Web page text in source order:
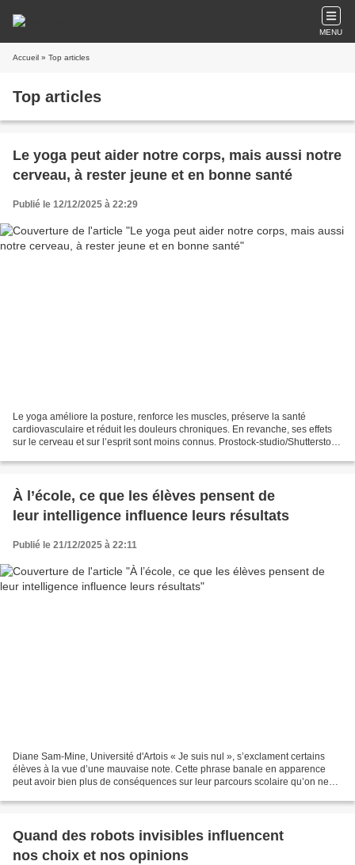
MENU
Accueil » Top articles
Top articles
Le yoga peut aider notre corps, mais aussi notre
cerveau, à rester jeune et en bonne santé
Publié le 12/12/2025 à 22:29
Le yoga améliore la posture, renforce les muscles, préserve la santé
cardiovasculaire et réduit les douleurs chroniques. En revanche, ses effets
sur le cerveau et sur l’esprit sont moins connus. Prostock-studio/Shutterstock
À l’école, ce que les élèves pensent de
leur intelligence influence leurs résultats
Publié le 21/12/2025 à 22:11
Diane Sam-Mine, Université d'Artois « Je suis nul », s’exclament certains
élèves à la vue d’une mauvaise note. Cette phrase banale en apparence
peut avoir bien plus de conséquences sur leur parcours scolaire qu’on ne
Quand des robots invisibles influencent
nos choix et nos opinions